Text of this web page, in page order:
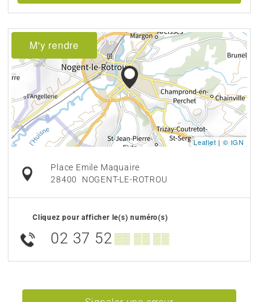
M'y rendre
Leaflet | © IGN
Place Emile Maquaire
28400
NOGENT-LE-ROTROU
Cliquez pour afficher le(s) numéro(s)
02 37 52 ▒▒ ▒▒ ▒▒